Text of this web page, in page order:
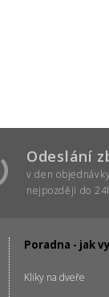
Odeslání
v den
nejpozději do
Poradna - jak
Kliky na dveře